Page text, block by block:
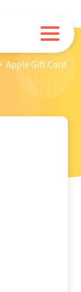
Apple Gift Card